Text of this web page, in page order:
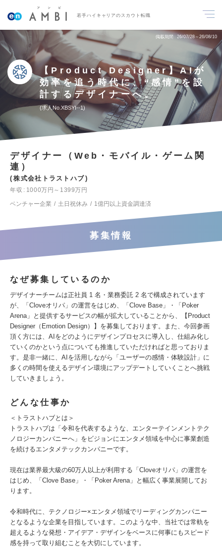
若手ハイキャリアのスカウト転職
掲載期間 26/07/28～26/08/10
【Product Designer】AIが
効率を追う時代に、“感情”を設
計するデザイナーへ。
求人No.XBSYI--1
デザイナー（Web・モバイル・ゲーム関
連）
株式会社トラストハブ
年収
1000万円～1399万円
ベンチャー企業
土日祝休み 1億円以上資金調達済
募集情報
なぜ募集しているのか
デザイナーチームは正社員 1 名・業務委託 2 名で構成されています
が、「Cloveオリパ」の運営をはじめ、「Clove Base」・「Poker
Arena」と提供するサービスの幅が拡大していることから、【Product
Designer（Emotion Design）】を募集しております。また、今回参画
頂く方には、AIをどのようにデザインプロセスに導入し、仕組み化し
ていくのかという点についても推進していただければと思っておりま
す。是非一緒に、AIを活用しながら「ユーザーの感情・体験設計」に
多くの時間を使えるデザイン環境にアップデートしていくことへ挑戦
していきましょう。
どんな仕事か
＜トラストハブとは＞
トラストハブは「令和を代表するような、エンターテインメントテク
ノロジーカンパニーへ」をビジョンにエンタメ領域を中心に事業創造
を続けるエンタメテックカンパニーです。
現在は業界最大級の60万人以上が利用する「Cloveオリパ」の運営を
はじめ、「Clove Base」・「Poker Arena」と幅広く事業展開してお
ります。
令和時代に、テクノロジー×エンタメ領域でリーディングカンパニー
となるような企業を目指しています。このような中、当社では常軌を
超えるような発想・アイデア・デザインをベースに何事にもスピード
感を持って取り組むことを大切にしています。